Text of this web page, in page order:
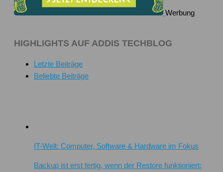
Werbung
HIGHLIGHTS AUF ADDIS TECHBLOG
Letzte Beiträge
Beliebte Beiträge
IT-Welt: Computer, Software & Hardware im Fokus
Backup ist erst fertig, wenn der Restore funktioniert: